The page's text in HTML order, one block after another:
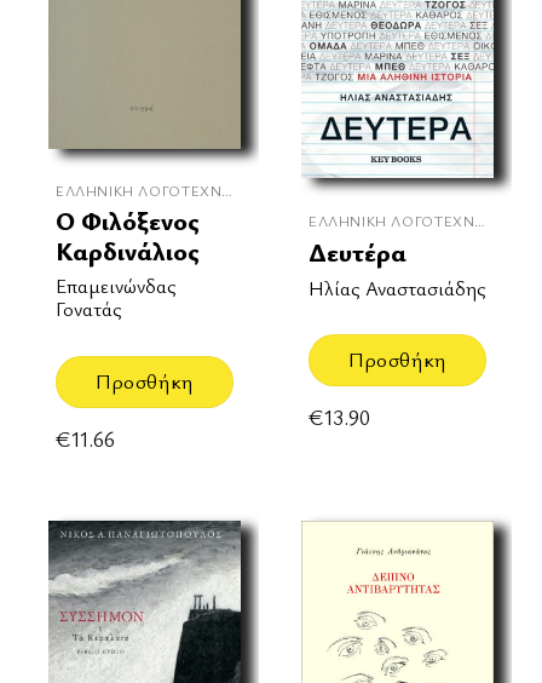
ΕΛΛΗΝΙΚΉ ΛΟΓΟΤΕΧΝΊΑ
Ο Φιλόξενος
Καρδινάλιος
Επαμεινώνδας
Γονατάς
Προσθήκη
€11.66
ΕΛΛΗΝΙΚΉ ΛΟΓΟΤΕΧΝΊΑ
Δευτέρα
Ηλίας Αναστασιάδης
Προσθήκη
€13.90